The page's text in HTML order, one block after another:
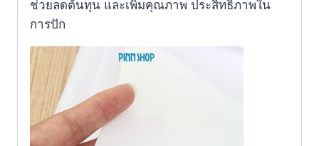
ช่วยลดต้นทุน และเพิ่มคุณภาพ ประสิทธิภาพใน
การปัก